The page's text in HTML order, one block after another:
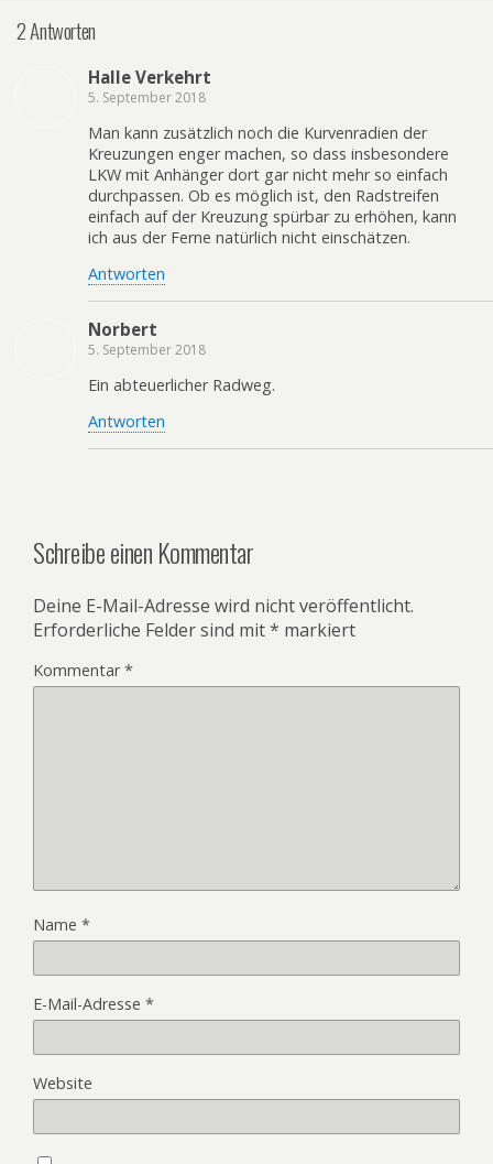
2 Antworten
Halle Verkehrt
5. September 2018
Man kann zusätzlich noch die Kurvenradien der
Kreuzungen enger machen, so dass insbesondere
LKW mit Anhänger dort gar nicht mehr so einfach
durchpassen. Ob es möglich ist, den Radstreifen
einfach auf der Kreuzung spürbar zu erhöhen, kann
ich aus der Ferne natürlich nicht einschätzen.
Antworten
Norbert
5. September 2018
Ein abteuerlicher Radweg.
Antworten
Schreibe einen Kommentar
Deine E-Mail-Adresse wird nicht veröffentlicht.
Erforderliche Felder sind mit* markiert
Kommentar*
Name *
E-Mail-Adresse *
Website